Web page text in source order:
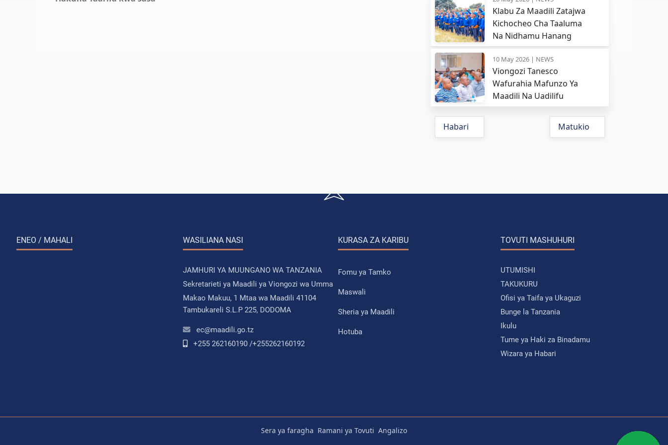
Klabu Za Maadili Zatajwa
Kichocheo Cha Taaluma
Na Nidhamu Hanang
10 May 2026 | NEWS
Viongozi Tanesco
Wafurahia Mafunzo Ya
Maadili Na Uadilifu
Habari Matukio
ENEO / MAHALI WASILIANA NASI
JAMHURI YA MUUNGANO WA TANZANIA
Sekretarieti ya Maadili ya Viongozi wa Umma
Makao Makuu, 1 Mtaa wa Maadili 41104
Tambukareli S.L.P 225, DODOMA
ec@maadili.go.tz
+255 262160190 /+255262160192
KURASA ZA KARIBU
Fomu ya Tamko
Maswali
Sheria ya Maadili
Hotuba
TOVUTI MASHUHURI
UTUMISHI
TAKUKURU
Ofisi ya Taifa ya Ukaguzi
Bunge la Tanzania
Ikulu
Tume ya Haki za Binadamu
Wizara ya Habari
Sera ya faragha Ramani ya Tovuti Angalizo